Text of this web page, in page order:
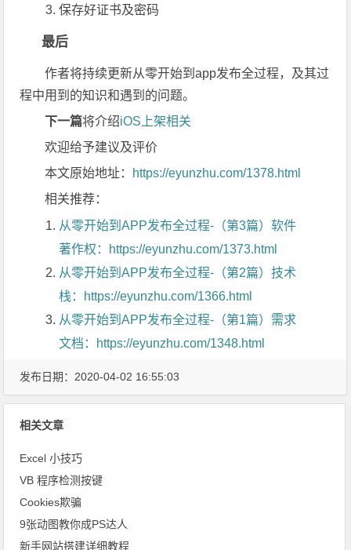
保存好证书及密码
最后
作者将持续更新从零开始到app发布全过程，及其过
程中用到的知识和遇到的问题。
下一篇将介绍iOS上架相关
欢迎给予建议及评价
本文原始地址： https://eyunzhu.com/1378.html
相关推荐：
从零开始到APP发布全过程-（第3篇）软件
著作权：https://eyunzhu.com/1373.html
从零开始到APP发布全过程-（第2篇）技术
栈：https://eyunzhu.com/1366.html
从零开始到APP发布全过程-（第1篇）需求
文档：https://eyunzhu.com/1348.html
发布日期：2020-04-02 16:55:03
相关文章
Excel 小技巧
VB 程序检测按键
Cookies欺骗
9张动图教你成PS达人
新手网站搭建详细教程